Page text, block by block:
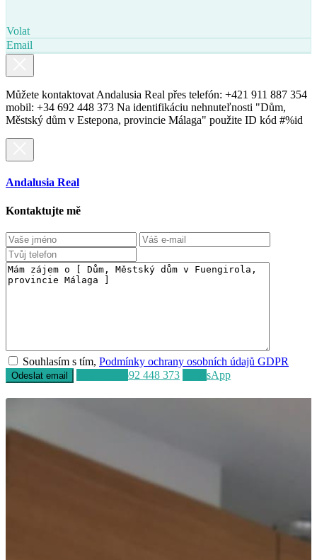
Volat
Email
Můžete kontaktovat Andalusia Real přes telefón: +421 911 887 354
mobil: +34 692 448 373 Na identifikáciu nehnuteľnosti "Dům,
Městský dům v Estepona, provincie Málaga" použite ID kód #%id
Andalusia Real
Kontaktujte mě
Souhlasím s tím,Podmínky ochrany osobních údajů GDPR
+34 692 448 373 WhatsApp